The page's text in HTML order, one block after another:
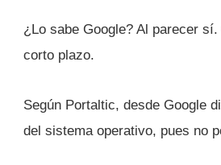
¿Lo sabe Google? Al parecer
corto plazo.
Según Portaltic, desde Google
del sistema operativo, pues no